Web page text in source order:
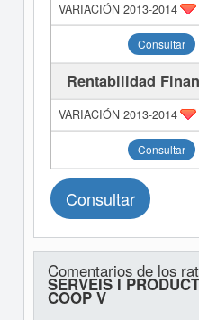
Consultar
Rentabilidad
Consultar
Consultar
Comentarios de los
SERVEIS I
COOP V